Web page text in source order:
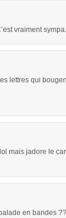
vraiment sympa.
lettres qui
mais jadore le
en bandes